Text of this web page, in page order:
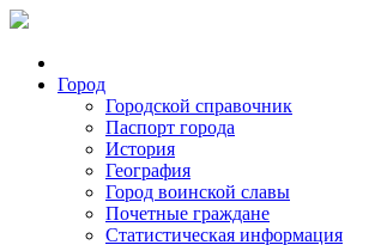
Город
Городской справочник
Паспорт города
История
География
Город воинской славы
Почетные граждане
Статистическая информация